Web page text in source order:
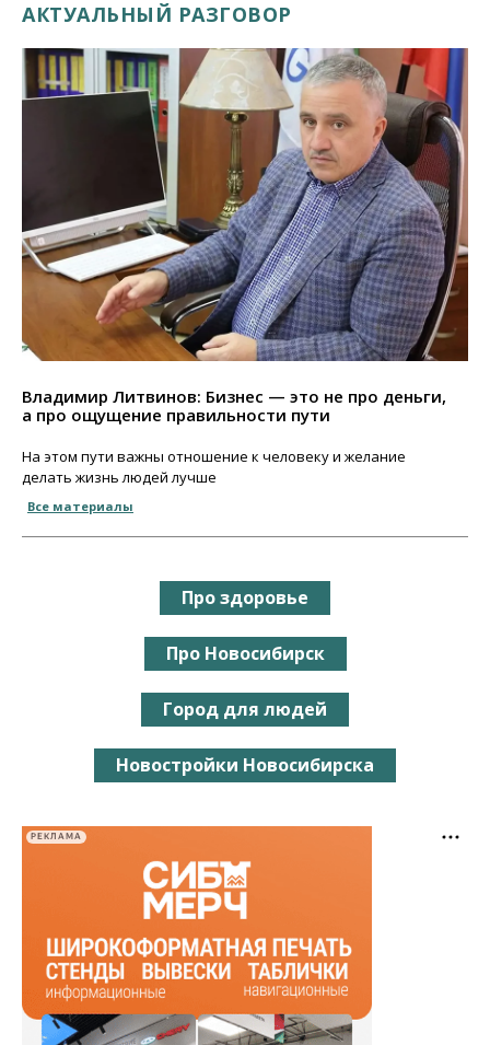
АКТУАЛЬНЫЙ РАЗГОВОР
Владимир Литвинов: Бизнес — это не про деньги,
а про ощущение правильности пути
На этом пути важны отношение к человеку и желание
делать жизнь людей лучше
Все материалы
Про здоровье
Про Новосибирск
Город для людей
Новостройки Новосибирска
РЕКЛАМА